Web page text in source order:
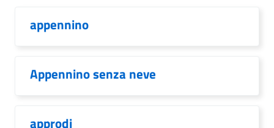
appennino
Appennino senza neve
approdi